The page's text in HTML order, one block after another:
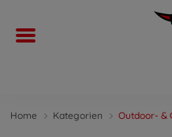
Home Kategorien Outdoor- &